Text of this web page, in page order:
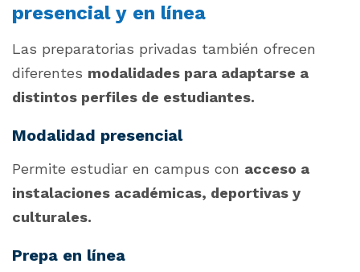
presencial y en línea
Las preparatorias privadas también ofrecen
diferentes modalidades para adaptarse a
distintos perfiles de estudiantes.
Modalidad presencial
Permite estudiar en campus con acceso a
instalaciones académicas, deportivas y
culturales.
Prepa en línea